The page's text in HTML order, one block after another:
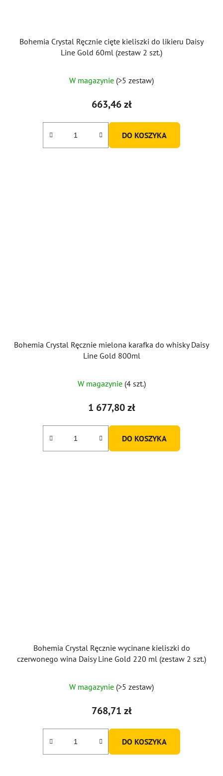
Bohemia Crystal Ręcznie cięte kieliszki do likieru Daisy
Line Gold 60ml (zestaw 2 szt.)
W magazynie (>5 zestaw)
663,46 zł
DO KOSZYKA
Bohemia Crystal Ręcznie mielona karafka do whisky Daisy
Line Gold 800ml
W magazynie (4 szt.)
1 677,80 zł
DO KOSZYKA
Bohemia Crystal Ręcznie wycinane kieliszki do
czerwonego wina Daisy Line Gold 220 ml (zestaw 2 szt.)
W magazynie (>5 zestaw)
768,71 zł
DO KOSZYKA